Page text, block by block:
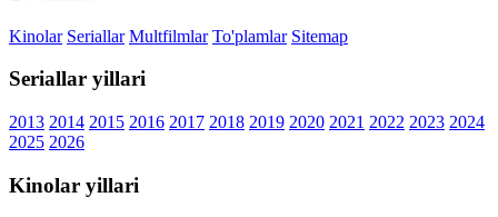
Kinolar Seriallar Multfilmlar To'plamlar Sitemap
Seriallar yillari
2013 2014 2015 2016 2017 2018 2019 2020 2021 2022 2023 2024
2025 2026
Kinolar yillari